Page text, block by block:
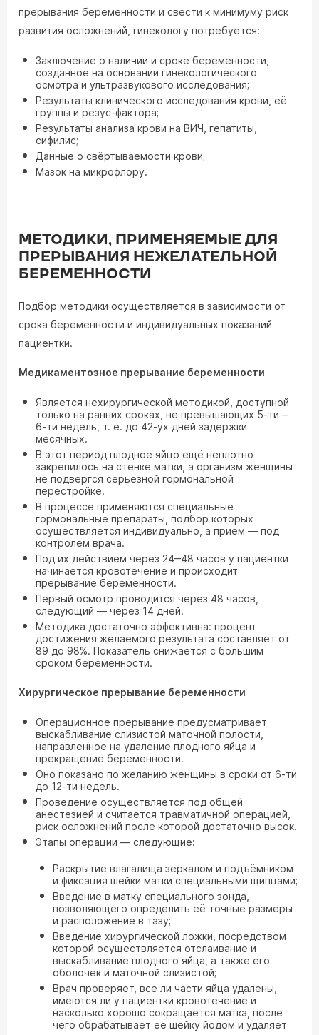
прерывания беременности и свести к минимуму риск
развития осложнений, гинекологу потребуется:
Заключение о наличии и сроке беременности,
созданное на основании гинекологического
осмотра и ультразвукового исследования;
Результаты клинического исследования крови, её
группы и резус-фактора;
Результаты анализа крови на ВИЧ, гепатиты,
сифилис;
Данные о свёртываемости крови;
Мазок на микрофлору.
МЕТОДИКИ, ПРИМЕНЯЕМЫЕ ДЛЯ
ПРЕРЫВАНИЯ НЕЖЕЛАТЕЛЬНОЙ
БЕРЕМЕННОСТИ
Подбор методики осуществляется в зависимости от
срока беременности и индивидуальных показаний
пациентки.
Медикаментозное прерывание беременности
Является нехирургической методикой, доступной
только на ранних сроках, не превышающих 5-ти ‒
6-ти недель, т. е. до 42-ух дней задержки
месячных.
В этот период плодное яйцо ещё неплотно
закрепилось на стенке матки, а организм женщины
не подвергся серьёзной гормональной
перестройке.
В процессе применяются специальные
гормональные препараты, подбор которых
осуществляется индивидуально, а приём — под
контролем врача.
Под их действием через 24‒48 часов у пациентки
начинается кровотечение и происходит
прерывание беременности.
Первый осмотр проводится через 48 часов,
следующий — через 14 дней.
Методика достаточно эффективна: процент
достижения желаемого результата составляет от
89 до 98%. Показатель снижается с большим
сроком беременности.
Хирургическое прерывание беременности
Операционное прерывание предусматривает
выскабливание слизистой маточной полости,
направленное на удаление плодного яйца и
прекращение беременности.
Оно показано по желанию женщины в сроки от 6-ти
до 12-ти недель.
Проведение осуществляется под общей
анестезией и считается травматичной операцией,
риск осложнений после которой достаточно высок.
Этапы операции — следующие:
Раскрытие влагалища зеркалом и подъёмником
и фиксация шейки матки специальными щипцами;
Введение в матку специального зонда,
позволяющего определить её точные размеры
и расположение в тазу;
Введение хирургической ложки, посредством
которой осуществляется отслаивание и
выскабливание плодного яйца, а также его
оболочек и маточной слизистой;
Врач проверяет, все ли части яйца удалены,
имеются ли у пациентки кровотечение и
насколько хорошо сокращается матка, после
чего обрабатывает её шейку йодом и удаляет